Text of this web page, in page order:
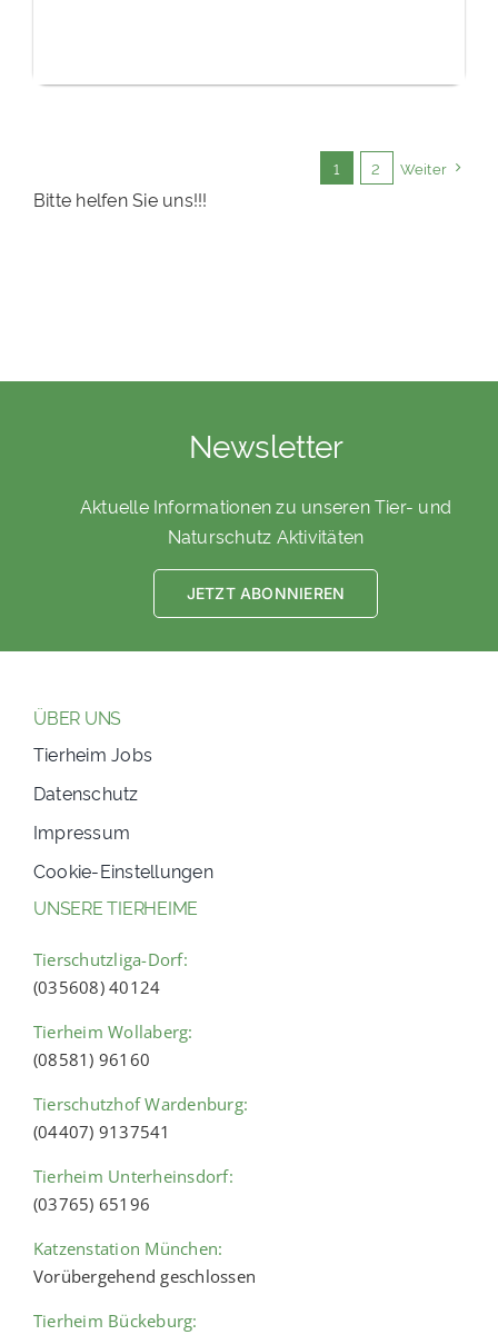
1 2 Weiter
Bitte helfen Sie uns!!!
Newsletter
Aktuelle Informationen zu unseren Tier- und
Naturschutz Aktivitäten
JETZT ABONNIEREN
ÜBER UNS
Tierheim Jobs
Datenschutz
Impressum
Cookie-Einstellungen
UNSERE TIERHEIME
Tierschutzliga-Dorf:
(035608) 40124
Tierheim Wollaberg:
(08581) 96160
Tierschutzhof Wardenburg:
(04407) 9137541
Tierheim Unterheinsdorf:
(03765) 65196
Katzenstation München:
Vorübergehend geschlossen
Tierheim Bückeburg: